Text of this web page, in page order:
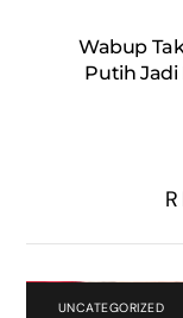
Wabup
Putih Jadi
UNCATEGORIZED